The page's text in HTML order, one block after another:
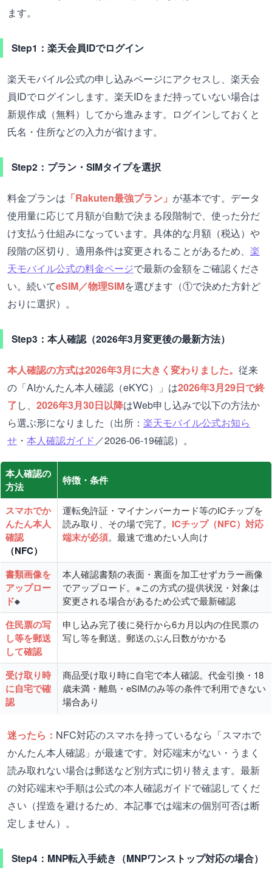
ます。
Step1：楽天会員IDでログイン
楽天モバイル公式の申し込みページにアクセスし、楽天会
員IDでログインします。楽天IDをまだ持っていない場合は
新規作成（無料）してから進みます。ログインしておくと
氏名・住所などの入力が省けます。
Step2：プラン・SIMタイプを選択
料金プランは 「Rakuten最強プラン」 が基本です。データ
使用量に応じて月額が自動で決まる段階制で、使った分だ
け支払う仕組みになっています。具体的な月額（税込）や
段階の区切り、適用条件は変更されることがあるため、 楽
天モバイル公式の料金ページで最新の金額をご確認くださ
い。続いてeSIM／物理SIMを選びます（①で決めた方針ど
おりに選択）。
Step3：本人確認（2026年3月変更後の最新方法）
本人確認の方式は2026年3月に大きく変わりました。 従来
の「AIかんたん本人確認（eKYC）」は2026年3月29日で終
了し、 2026年3月30日以降はWeb申し込みで以下の方法か
ら選ぶ形になりました（出所： 楽天モバイル公式お知ら
せ ・ 本人確認ガイド ／2026-06-19確認）。
本人確認の
方法
特徴・条件
スマホでか
んたん本人
確認
（NFC）
運転免許証・マイナンバーカード等のICチップを
読み取り、その場で完了。 ICチップ（NFC）対応
端末が必須。最速で進めたい人向け
書類画像を
アップロー
ド※
本人確認書類の表面・裏面を加工せずカラー画像
でアップロード。※この方式の提供状況・対象は
変更される場合があるため公式で最新確認
住民票の写
し等を郵送
して確認
申し込み完了後に発行から6カ月以内の住民票の
写し等を郵送。郵送のぶん日数がかかる
受け取り時
に自宅で確
認
商品受け取り時に自宅で本人確認。代金引換・18
歳未満・離島・eSIMのみ等の条件で利用できない
場合あり
迷ったら： NFC対応のスマホを持っているなら「スマホで
かんたん本人確認」が最速です。対応端末がない・うまく
読み取れない場合は郵送など別方式に切り替えます。最新
の対応端末や手順は公式の本人確認ガイドで確認してくだ
さい（捏造を避けるため、本記事では端末の個別可否は断
定しません）。
Step4：MNP転入手続き（MNPワンストップ対応の場合）